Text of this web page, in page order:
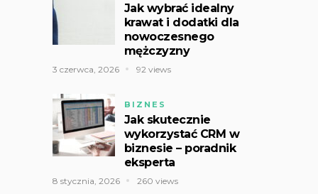
Jak wybrać idealny
krawat i dodatki dla
nowoczesnego
mężczyzny
3 czerwca, 2026 92 views
BIZNES
Jak skutecznie
wykorzystać CRM w
biznesie – poradnik
eksperta
8 stycznia, 2026 260 views